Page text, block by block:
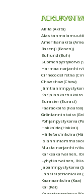
FCI5 PYSTYKORVAT
Akita (Akita)
Alaskanmalamuutti
Amerikanakita
Basenji (Basenj)
Buhund (Buh)
Suomenpystykorva
Harmaa
Cirneco dell'etna
Chow chow (Chow)
Karjalankarhukoira
Eurasier (Eurasi)
Faaraokoira (Faarao)
Grönlanninkoira
Pohjanpystykorva
Hokkaido (Hokkai)
Hälleforsinkoira
Musta
Karkeakarvainen,
Lyhytkarvainen,
Japaninpystykorva
Länsisiperianlaika
Kaanaankoira (Kaa)
Kai (Kai)